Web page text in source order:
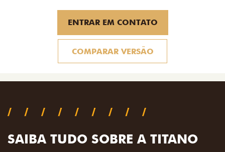
ENTRAR EM CONTATO
COMPARAR VERSÃO
SAIBA TUDO SOBRE A TITANO